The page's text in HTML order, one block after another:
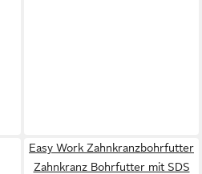
Easy Work Zahnkranzbohrfutter
Zahnkranz Bohrfutter mit SDS